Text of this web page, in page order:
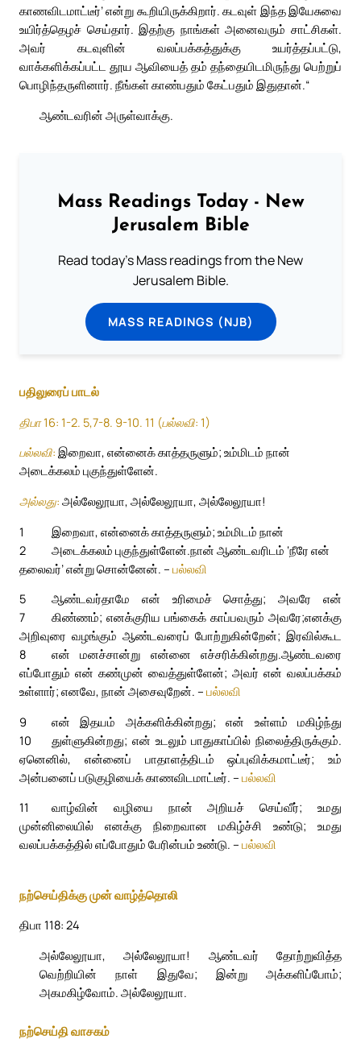
காணவிடமாட்டீர்’ என்று கூறியிருக்கிறார். கடவுள் இந்த இயேசுவை
உயிர்த்தெழச் செய்தார். இதற்கு நாங்கள் அனைவரும் சாட்சிகள்.
அவர் கடவுளின் வலப்பக்கத்துக்கு உயர்த்தப்பட்டு,
வாக்களிக்கப்பட்ட தூய ஆவியைத் தம் தந்தையிடமிருந்து பெற்றுப்
பொழிந்தருளினார். நீங்கள் காண்பதும் கேட்பதும் இதுதான்.“
ஆண்டவரின் அருள்வாக்கு.
Mass Readings Today - New
Jerusalem Bible
Read today's Mass readings from the New
Jerusalem Bible.
MASS READINGS (NJB)
பதிலுரைப் பாடல்
திபா 16: 1-2. 5,7-8. 9-10. 11 (பல்லவி: 1)
பல்லவி: இறைவா, என்னைக் காத்தருளும்; உம்மிடம் நான்
அடைக்கலம் புகுந்துள்ளேன்.
அல்லது: அல்லேலூயா, அல்லேலூயா, அல்லேலூயா!
1
இறைவா, என்னைக் காத்தருளும்; உம்மிடம் நான்
அடைக்கலம் புகுந்துள்ளேன்.
2
நான் ஆண்டவரிடம் ‘நீரே என்
தலைவர்’ என்று சொன்னேன். – பல்லவி
5
ஆண்டவர்தாமே என் உரிமைச் சொத்து; அவரே என்
கிண்ணம்; எனக்குரிய பங்கைக் காப்பவரும் அவரே;
7
எனக்கு
அறிவுரை வழங்கும் ஆண்டவரைப் போற்றுகின்றேன்; இரவில்கூட
என் மனச்சான்று என்னை எச்சரிக்கின்றது.
8
ஆண்டவரை
எப்போதும் என் கண்முன் வைத்துள்ளேன்; அவர் என் வலப்பக்கம்
உள்ளார்; எனவே, நான் அசைவுறேன். – பல்லவி
9
என் இதயம் அக்களிக்கின்றது; என் உள்ளம் மகிழ்ந்து
துள்ளுகின்றது; என் உடலும் பாதுகாப்பில் நிலைத்திருக்கும்.
10
ஏனெனில், என்னைப் பாதாளத்திடம் ஒப்புவிக்கமாட்டீர்; உம்
அன்பனைப் படுகுழியைக் காணவிடமாட்டீர். – பல்லவி
11
வாழ்வின் வழியை நான் அறியச் செய்வீர்; உமது
முன்னிலையில் எனக்கு நிறைவான மகிழ்ச்சி உண்டு; உமது
வலப்பக்கத்தில் எப்போதும் பேரின்பம் உண்டு. – பல்லவி
நற்செய்திக்கு முன் வாழ்த்தொலி
திபா 118: 24
அல்லேலூயா, அல்லேலூயா! ஆண்டவர் தோற்றுவித்த
வெற்றியின் நாள் இதுவே; இன்று அக்களிப்போம்;
அகமகிழ்வோம். அல்லேலூயா.
நற்செய்தி வாசகம்